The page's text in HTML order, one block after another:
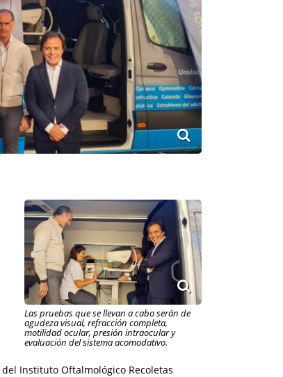
Las pruebas que se llevan a cabo serán de
agudeza visual, refracción completa,
motilidad ocular, presión intraocular y
evaluación del sistema acomodativo.
Instituto Oftalmológico Recoletas